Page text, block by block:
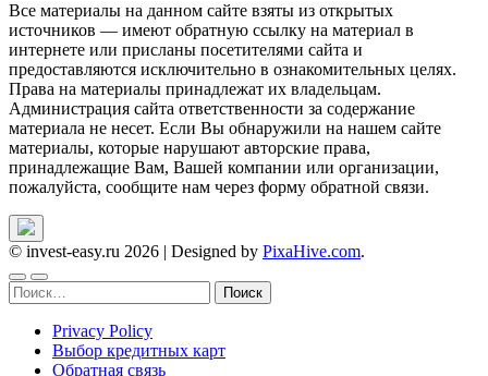
Все материалы на данном сайте взяты из открытых
источников — имеют обратную ссылку на материал в
интернете или присланы посетителями сайта и
предоставляются исключительно в ознакомительных целях.
Права на материалы принадлежат их владельцам.
Администрация сайта ответственности за содержание
материала не несет. Если Вы обнаружили на нашем сайте
материалы, которые нарушают авторские права,
принадлежащие Вам, Вашей компании или организации,
пожалуйста, сообщите нам через форму обратной связи.
© invest-easy.ru 2026 | Designed by PixaHive.com.
Найти:
Privacy Policy
Выбор кредитных карт
Обратная связь